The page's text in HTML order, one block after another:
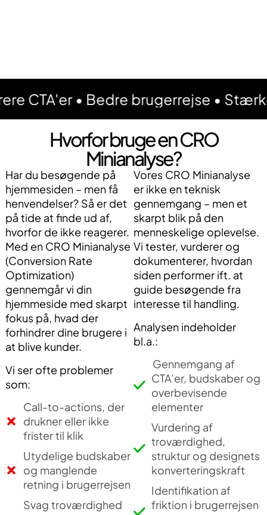
• Bedre brugerrejse • Stærkere
Hvorfor bruge en CRO
Minianalyse?
Har du besøgende på
hjemmesiden – men få
henvendelser? Så er det
på tide at finde ud af,
hvorfor de ikke reagerer.
Med en CRO Minianalyse
(Conversion Rate
Optimization)
gennemgår vi din
hjemmeside med skarpt
fokus på, hvad der
forhindrer dine brugere i
at blive kunder.
Vi ser ofte problemer
som:
Call-to-actions, der
drukner eller ikke
frister til klik
Utydelige budskaber
og manglende
retning i brugerrejsen
Svag troværdighed
Vores CRO Minianalyse
er ikke en teknisk
gennemgang – men et
skarpt blik på den
menneskelige oplevelse.
Vi tester, vurderer og
dokumenterer, hvordan
siden performer ift. at
guide besøgende fra
interesse til handling.
Analysen indeholder
bl.a.:
Gennemgang af
CTA’er, budskaber og
overbevisende
elementer
Vurdering af
troværdighed,
struktur og designets
konverteringskraft
Identifikation af
friktion i brugerrejsen